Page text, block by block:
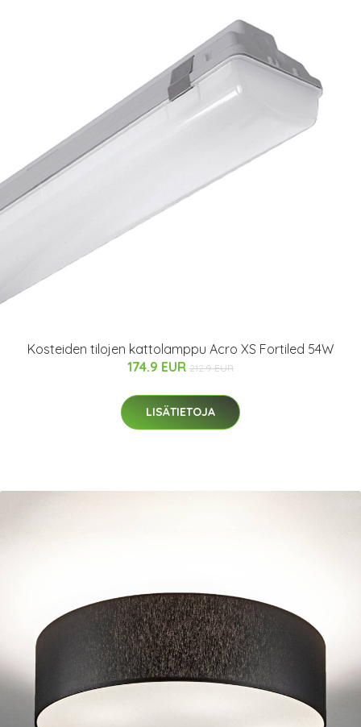
Kosteiden tilojen kattolamppu Acro XS Fortiled 54W
174.9 EUR 212.9 EUR
LISÄTIETOJA